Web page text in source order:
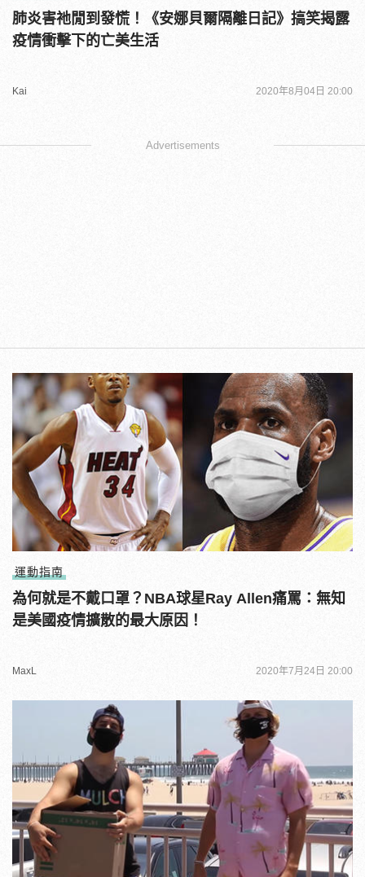
肺炎害祂閒到發慌！《安娜貝爾隔離日記》搞笑揭露
疫情衝擊下的亡美生活
Kai 2020年8月04日 20:00
Advertisements
運動指南
為何就是不戴口罩？NBA球星Ray Allen痛罵：無知
是美國疫情擴散的最大原因！
MaxL 2020年7月24日 20:00